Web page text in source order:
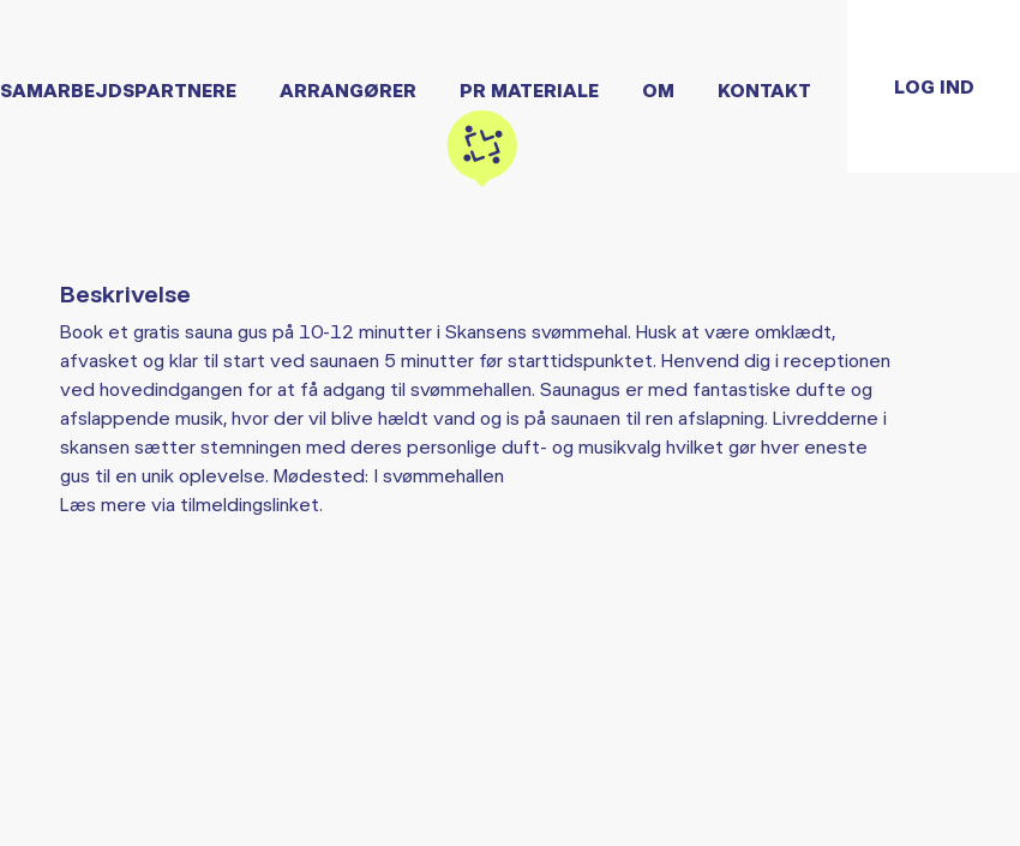
SAMARBEJDSPARTNERE ARRANGØRER PR MATERIALE OM KONTAKT LOG IND
Beskrivelse
​Book et gratis sauna gus på 10-12 minutter i Skansens svømmehal. Husk at være omklædt,
afvasket og klar til start ved saunaen 5 minutter før starttidspunktet. Henvend dig i receptionen
ved hovedindgangen for at få adgang til svømmehallen. Saunagus er med fantastiske dufte og
afslappende musik, hvor der vil blive hældt vand og is på saunaen til ren afslapning. Livredderne i
skansen sætter stemningen med deres personlige duft- og musikvalg hvilket gør hver eneste
gus til en unik oplevelse. Mødested: I svømmehallen
Læs mere via tilmeldingslinket.